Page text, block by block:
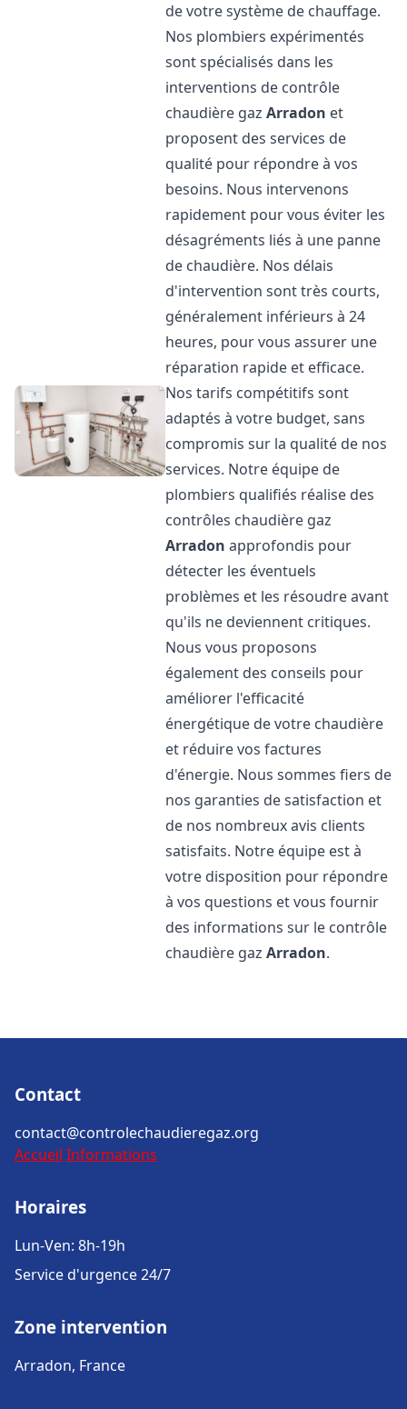
de votre système de chauffage.
Nos plombiers expérimentés
sont spécialisés dans les
interventions de contrôle
chaudière gazArradon et
proposent des services de
qualité pour répondre à vos
besoins. Nous intervenons
rapidement pour vous éviter les
désagréments liés à une panne
de chaudière. Nos délais
d'intervention sont très courts,
généralement inférieurs à 24
heures, pour vous assurer une
réparation rapide et efficace.
Nos tarifs compétitifs sont
adaptés à votre budget, sans
compromis sur la qualité de nos
services. Notre équipe de
plombiers qualifiés réalise des
contrôles chaudière gaz
Arradon approfondis pour
détecter les éventuels
problèmes et les résoudre avant
qu'ils ne deviennent critiques.
Nous vous proposons
également des conseils pour
améliorer l'efficacité
énergétique de votre chaudière
et réduire vos factures
d'énergie. Nous sommes fiers de
nos garanties de satisfaction et
de nos nombreux avis clients
satisfaits. Notre équipe est à
votre disposition pour répondre
à vos questions et vous fournir
des informations sur le contrôle
chaudière gazArradon.
Contact
contact@controlechaudieregaz.org
Accueil Informations
Horaires
Lun-Ven: 8h-19h
Service d'urgence 24/7
Zone intervention
Arradon, France